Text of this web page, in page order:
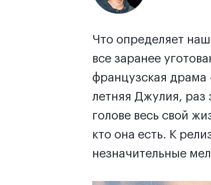
Что определяет
все заранее
французская драма
летняя Джулия, раз
голове весь свой
кто она есть. К
незначительные